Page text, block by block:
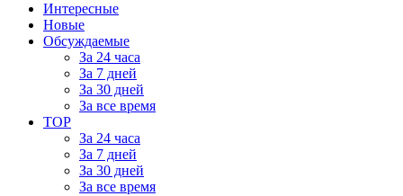
Интересные
Новые
Обсуждаемые
За 24 часа
За 7 дней
За 30 дней
За все время
TOP
За 24 часа
За 7 дней
За 30 дней
За все время